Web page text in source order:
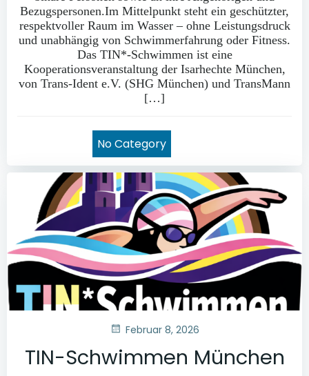
Bezugspersonen.Im Mittelpunkt steht ein geschützter,
respektvoller Raum im Wasser – ohne Leistungsdruck
und unabhängig von Schwimmerfahrung oder Fitness.
Das TIN*-Schwimmen ist eine
Kooperationsveranstaltung der Isarhechte München,
von Trans-Ident e.V. (SHG München) und TransMann
[…]
No Category
Februar 8, 2026
TIN-Schwimmen München